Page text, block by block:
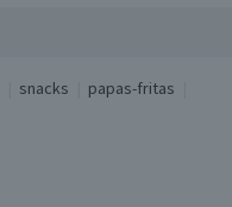
snacks
papas-fritas